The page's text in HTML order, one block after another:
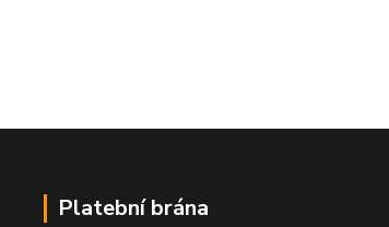
Platební brána